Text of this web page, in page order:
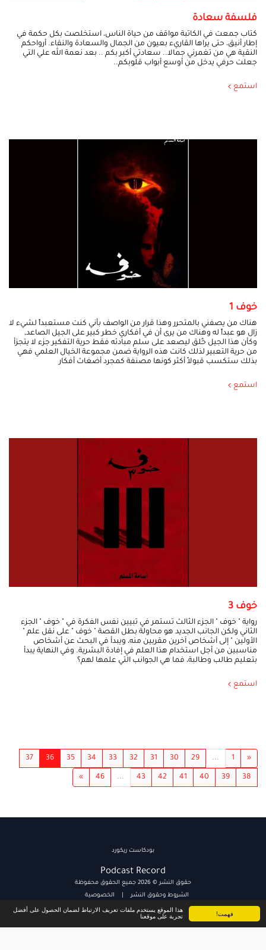
فهمت! هذا الموقع يستخدم ملفات تعريف الارتباط لضمان الحصول على أفضل
تجربة على موقعنا
فلسفة سعادة
كتاب جمعت في الكاتبة مواقف من حياة الناس، استخلصت بكل حكمة في
إطار أنيق، حتى يراها القاريء بعيون من الجمال والسعادة والنقاء. أرواحكم
النقية هي من تغمرني جمالا.. سعادتي أكبر بكم .. بعد نعمة الله علي التي
جعلت حرفي يدخل من أوسع أبواب قلوبكم..
استمع
خوف 1
هناك من يصفني بالمتحرر وهذا قرار من الواصف بأني كنت مستعبداً لشيء لا
زال هو عبداً له وهناك من يرى أن في أفكاري خطر كبير على الجيل الصاعد,
وكأن هذا الجيل خُلق ليصعد على سلم مبادئه فقط حرية التفكير جزء لا يتجزأ
من حرية التعبير لذلك كانت هذه الرواية ضمن مجموعة الخيال العلمي فهي
بذلك ستكسب قبولاً أكثر كونها مصنفة كمجرد أضغاث أفكار
استمع
خوف 3
رواية " خوف " الجزء الثالث تستمر في تبيين نفس الفكرة في " خوف " الجزء
الثاني ولكن الجانب الجديد هو محاولة بطل القصة " خوف " على نقل علم "
الأولين " إلى أشخاص آخرين مقربين منه، ويبدأ في البحث عن أشخاص
مناسبين من أجل استخدام هذا العلم في إفادة البشرية. وفي النهاية يبدأ
بتعليم طالب وطالبة، فما هي الجوانب التي علمها لهم؟
استمع
«
1
...
29
30
31
32
33
34
35
36
37
38
39
40
41
42
43
...
46
»
Podcast Record
حقوق النشر © 2026 جميع الحقوق محفوظة
الشروط وحقوق النشر
الخصوصية
بودكاست ريكورد